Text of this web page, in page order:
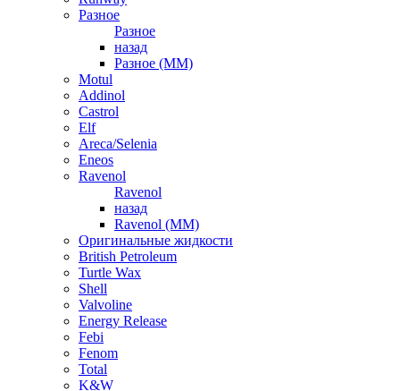
Разное
Разное
назад
Разное (ММ)
Motul
Addinol
Castrol
Elf
Areca/Selenia
Eneos
Ravenol
Ravenol
назад
Ravenol (ММ)
Оригинальные жидкости
British Petroleum
Turtle Wax
Shell
Valvoline
Energy Release
Febi
Fenom
Total
K&W